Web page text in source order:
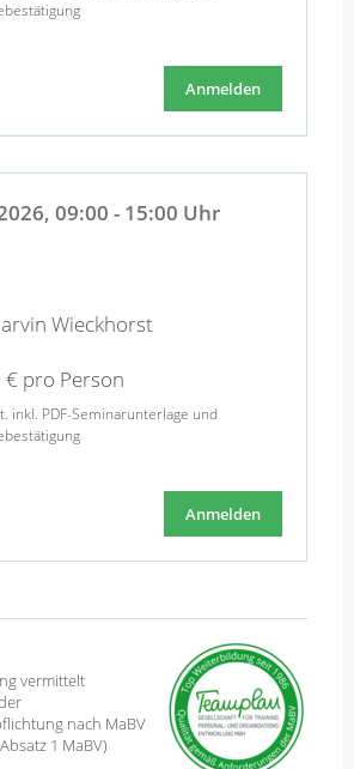
Anmelden
09:00 - 15:00 Uhr
Wieckhorst
€ pro Person
inkl. PDF-Seminarunterlage und
Anmelden
vermittelt
nach MaBV
1 MaBV)